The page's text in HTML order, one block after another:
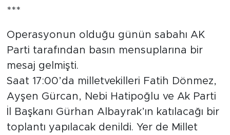
***
Operasyonun olduğu günün sabahı AK
Parti tarafından basın mensuplarına bir
mesaj gelmişti.
Saat 17:00’da milletvekilleri Fatih Dönmez,
Ayşen Gürcan, Nebi Hatipoğlu ve Ak Parti
İl Başkanı Gürhan Albayrak’ın katılacağı bir
toplantı yapılacak denildi. Yer de Millet